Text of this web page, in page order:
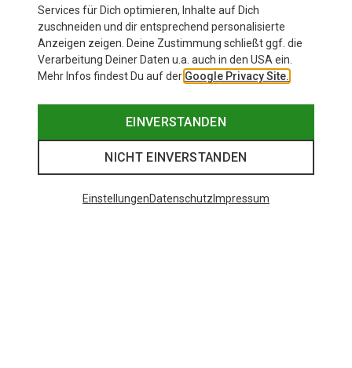
Services für Dich optimieren, Inhalte auf Dich
zuschneiden und dir entsprechend personalisierte
Anzeigen zeigen. Deine Zustimmung schließt ggf. die
Verarbeitung Deiner Daten u.a. auch in den USA ein.
Mehr Infos findest Du auf der Google Privacy Site.
EINVERSTANDEN
NICHT EINVERSTANDEN
EinstellungenDatenschutz Impressum